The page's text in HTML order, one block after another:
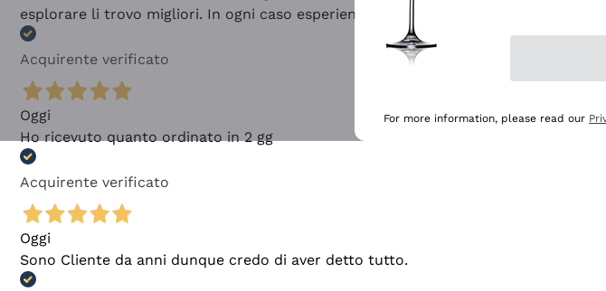
esplorare li trovo migliori. In ogni caso esperienza buona e lo consiglio! 👍
Acquirente verificato
Oggi
Ho ricevuto quanto ordinato in 2 gg
Acquirente verificato
Oggi
Sono Cliente da anni dunque credo di aver detto tutto.
For more information, please read our